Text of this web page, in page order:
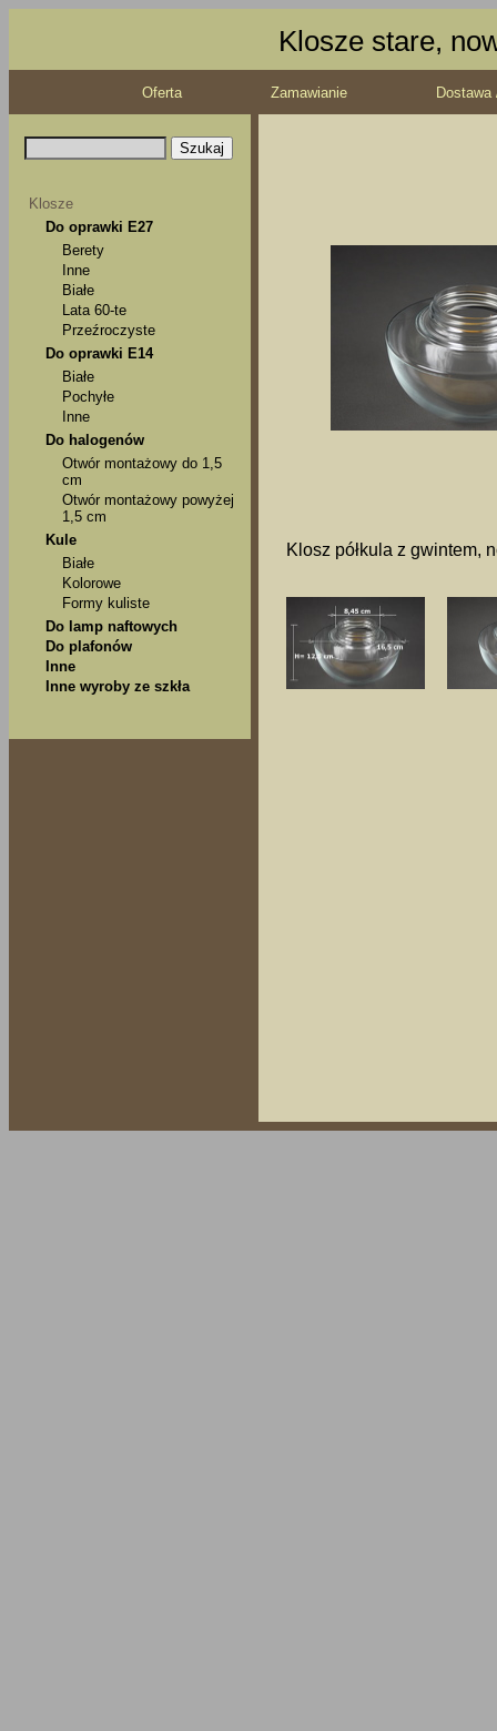
Klosze stare,
Oferta Zamawianie
Klosze
Do oprawki E27
Berety
Inne
Białe
Lata 60-te
Przeźroczyste
Do oprawki E14
Białe
Pochyłe
Inne
Do halogenów
Otwór montażowy do 1,5
cm
Otwór montażowy powyżej
1,5 cm
Kule
Białe
Kolorowe
Formy kuliste
Do lamp naftowych
Do plafonów
Inne
Inne wyroby ze szkła
Klosz półkula z gwintem,